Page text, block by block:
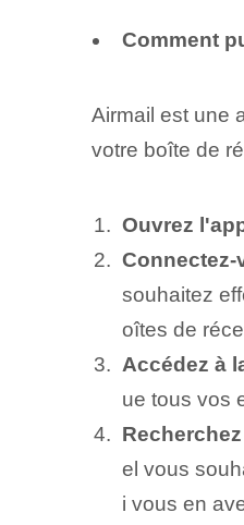
Comment
Airmail est une
votre boîte de
Ouvrez
Connectez-
souhaitez
oîtes de
Accédez à
ue tous vos
el vous
i vous en